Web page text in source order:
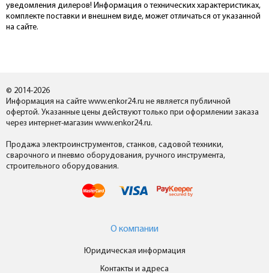
уведомления дилеров! Информация о технических характеристиках,
комплекте поставки и внешнем виде, может отличаться от указанной
на сайте.
© 2014-2026
Информация на сайте www.enkor24.ru не является публичной
офертой. Указанные цены действуют только при оформлении заказа
через интернет-магазин www.enkor24.ru.
Продажа электроинструментов, станков, садовой техники,
сварочного и пневмо оборудования, ручного инструмента,
строительного оборудования.
О компании
Юридическая информация
Контакты и адреса